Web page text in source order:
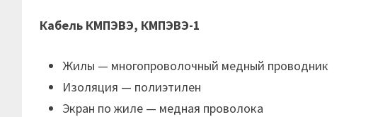
Кабель КМПЭВЭ, КМПЭВЭ-1
Жилы — многопроволочный медный проводник
Изоляция — полиэтилен
Экран по жиле — медная проволока